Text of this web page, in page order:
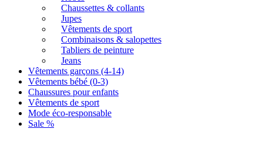
Chaussettes & collants
Jupes
Vêtements de sport
Combinaisons & salopettes
Tabliers de peinture
Jeans
Vêtements garçons (4-14)
Vêtements bébé (0-3)
Chaussures pour enfants
Vêtements de sport
Mode éco-responsable
Sale %